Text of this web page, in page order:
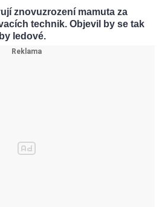
znovuzrození mamuta za
technik. Objevil by se tak
ledové.